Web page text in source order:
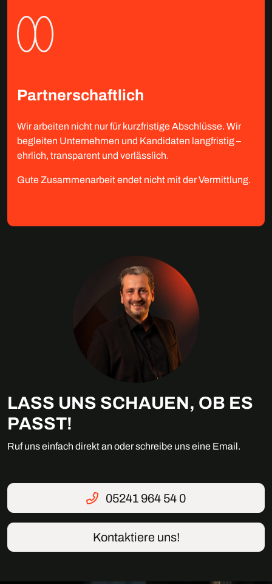
Partnerschaftlich
Wir arbeiten nicht nur für kurzfristige Abschlüsse. Wir
begleiten Unternehmen und Kandidaten langfristig –
ehrlich, transparent und verlässlich.
Gute Zusammenarbeit endet nicht mit der Vermittlung.
LASS UNS SCHAUEN, OB ES
PASST!
Ruf uns einfach direkt an oder schreibe uns eine Email.
05241 964 54 0
Kontaktiere uns!